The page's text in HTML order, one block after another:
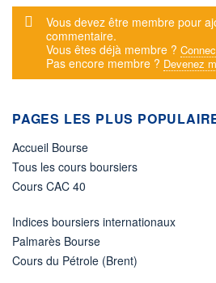
Message d'alerte
Vous devez être membre pour
commentaire.
Vous êtes déjà membre ?
Pas encore membre ? Devenez
PAGES LES PLUS
Accueil Bourse
Tous les cours boursiers
Cours CAC 40
Indices boursiers internationaux
Palmarès Bourse
Cours du Pétrole (Brent)